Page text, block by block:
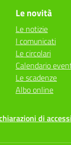
Le novità
Le notizie
I comunicati
Le circolari
Calendario
Le scadenze
Albo online
di